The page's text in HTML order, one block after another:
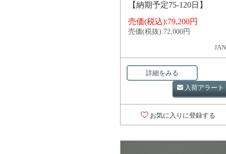
【納期予定75-120日】
売価(税込):79,200円
売価(税抜):72,000円
詳細をみる
入荷アラート
お気に入りに登録する